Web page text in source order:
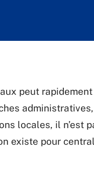
peut
locales, il n’est
existe pour